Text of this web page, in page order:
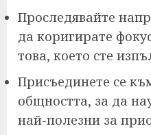
Проследявайте
да коригирате
това, което сте
Присъединете се
общността, за да
най-полезни за